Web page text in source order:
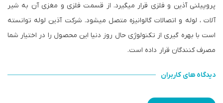
پروپیلنی آذین و فلزی قرار میگیرد. از قسمت فلزی و مغزی آن به شیر
آلات ، لوله و اتصالات گالوانیزه متصل میشود. شرکت آذین لوله توانسته
است با بهره گیری از تکنولوژی حال روز دنیا این محصول را در اختیار شما
مصرف کنندگان قرار داده است.
دیدگاه های کاربران